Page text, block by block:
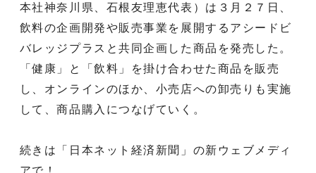
本社神奈川県、石根友理恵代表）は３月２７日、
飲料の企画開発や販売事業を展開するアシードビ
バレッジプラスと共同企画した商品を発売した。
「健康」と「飲料」を掛け合わせた商品を販売
し、オンラインのほか、小売店への卸売りも実施
して、商品購入につなげていく。
続きは「日本ネット経済新聞」の新ウェブメディ
アで！